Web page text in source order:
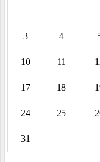
3 4
10 11
17 18
24 25
31